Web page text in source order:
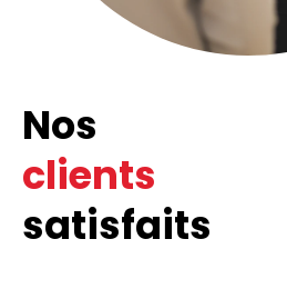
Nos
clients
satisfaits